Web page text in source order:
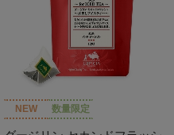
NEW 数量限定